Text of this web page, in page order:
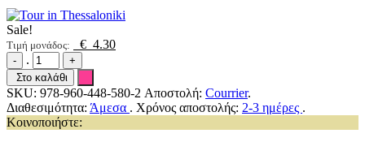
Sale!
Τιμή μονάδος:
€ 4.30
.
Στο καλάθι
SKU: 978-960-448-580-2 Αποστολή: Courrier.
Διαθεσιμότητα: Άμεσα . Χρόνος αποστολής: 2-3 ημέρες .
Κοινοποιήστε: